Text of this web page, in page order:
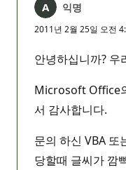
익명
2011년 2월 25일 오전
안녕하십니까? 우
Microsoft Office
서 감사합니다.
문의 하신 VBA 또
당할때 글씨가 깜